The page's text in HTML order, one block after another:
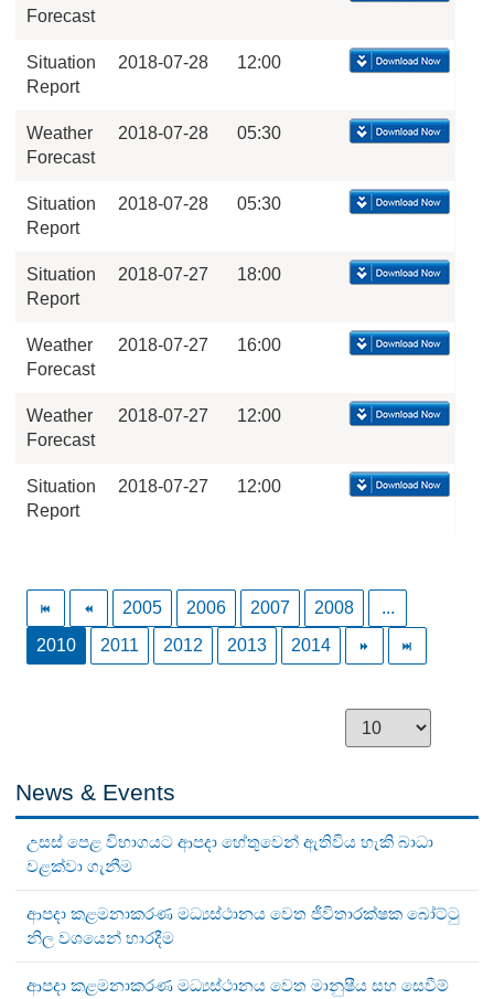
Forecast
Situation
Report
2018-07-28 12:00
Weather
Forecast
2018-07-28 05:30
Situation
Report
2018-07-28 05:30
Situation
Report
2018-07-27 18:00
Weather
Forecast
2018-07-27 16:00
Weather
Forecast
2018-07-27 12:00
Situation
Report
2018-07-27 12:00
2005 2006 2007 2008
...
2010
2011 2012 2013 2014
News & Events
උසස් පෙළ විභාගයට ආපදා හේතුවෙන් ඇතිවිය හැකි බාධා
වළක්වා ගැනීම
ආපදා කළමනාකරණ මධ්‍යස්ථානය වෙත ජීවිතාරක්ෂක බෝට්ටු
නිල වශයෙන් භාරදීම
ආපදා කළමනාකරණ මධ්‍යස්ථානය වෙත මානුෂීය සහ සෙවීම්